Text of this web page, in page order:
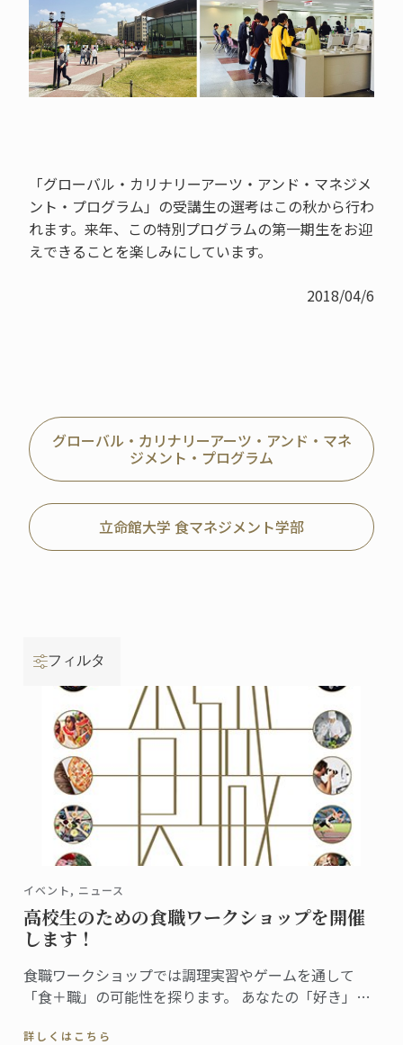
「グローバル・カリナリーアーツ・アンド・マネジメ
ント・プログラム」の受講生の選考はこの秋から行わ
れます。来年、この特別プログラムの第一期生をお迎
えできることを楽しみにしています。
2018/04/6
グローバル・カリナリーアーツ・アンド・マネ
ジメント・プログラム
立命館大学 食マネジメント学部
フィルタ
イベント, ニュース
高校生のための食職ワークショップを開催
します！
食職ワークショップでは調理実習やゲームを通して
「食＋職」の可能性を探ります。 あなたの「好き」が
詳しくはこちら